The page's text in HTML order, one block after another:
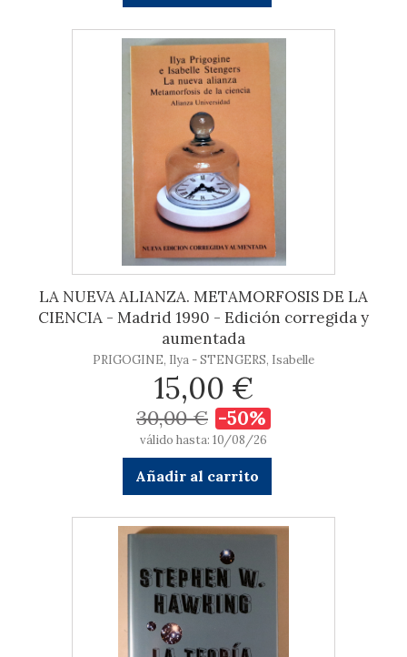
LA NUEVA ALIANZA. METAMORFOSIS DE LA
CIENCIA - Madrid 1990 - Edición corregida y
aumentada
PRIGOGINE, Ilya - STENGERS, Isabelle
15,00 €
30,00 € -50%
válido hasta: 10/08/26
Añadir al carrito